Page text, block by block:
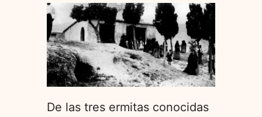
De las tres ermitas conocidas